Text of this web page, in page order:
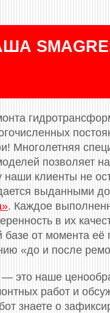
Многолетняя
позволяет
клиенты не
выданными
. Каждое
в их
от момента
«до и после
это наше
работ и
знаете о